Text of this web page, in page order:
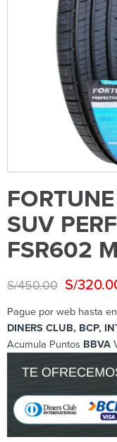
SUV
FSR602
S/450.00 S/
Pague por web hasta
DINERS CLUB, BCP,
Acumula Puntos BBVA